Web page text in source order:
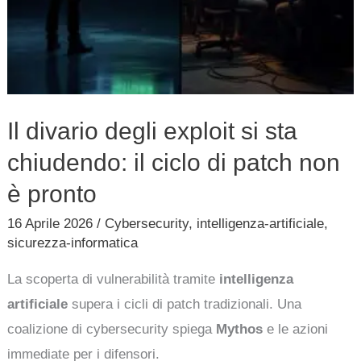
Il divario degli exploit si sta
chiudendo: il ciclo di patch non
è pronto
16 Aprile 2026/ Cybersecurity, intelligenza-artificiale,
sicurezza-informatica
La scoperta di vulnerabilità tramite intelligenza
artificiale supera i cicli di patch tradizionali. Una
coalizione di cybersecurity spiega Mythos e le azioni
immediate per i difensori.